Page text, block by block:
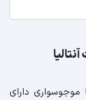
موجو‌سواری دارای